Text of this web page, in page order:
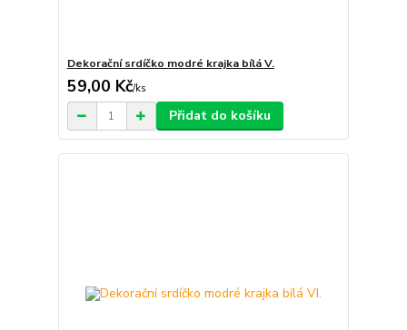
Dekorační srdíčko modré krajka bílá V.
59,00 Kč/ks
Přidat do košíku